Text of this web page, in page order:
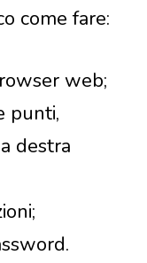
come fare:
web;
punti,
destra